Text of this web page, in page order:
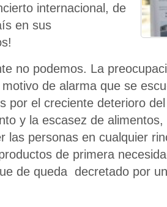
internacional, de
en sus
no podemos. La
de alarma que se
por el creciente deterioro
y la escasez de
las personas en cualquier
de primera
de queda decretado por